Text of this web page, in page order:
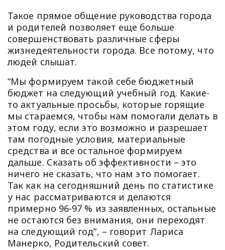
Такое прямое общение руководства города
и родителей позволяет еще больше
совершенствовать различные сферы
жизнедеятельности города. Все потому, что
людей слышат.
“Мы формируем такой себе бюджетный
бюджет на следующий учебный год. Какие-
то актуальные просьбы, которые горящие
мы стараемся, чтобы нам помогали делать в
этом году, если это возможно и разрешает
там погодные условия, материальные
средства и все остальное формируем
дальше. Сказать об эффективности – это
ничего не сказать, что нам это помогает.
Так как на сегодняшний день по статистике
у нас рассматриваются и делаются
примерно 96-97 % из заявленных, остальные
не остаются без внимания, они переходят
на следующий год”, – говорит Лариса
Манерко, Родительский совет.